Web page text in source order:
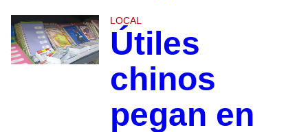
LOCAL
Útiles
chinos
pegan en